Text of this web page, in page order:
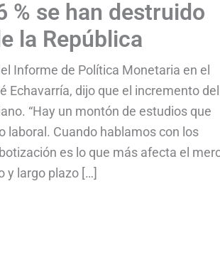
% se han destruido
la República
Informe de Política Monetaria en el
Echavarría, dijo que el incremento del
“Hay un montón de estudios que
laboral. Cuando hablamos con los
es lo que más afecta el
y largo plazo […]